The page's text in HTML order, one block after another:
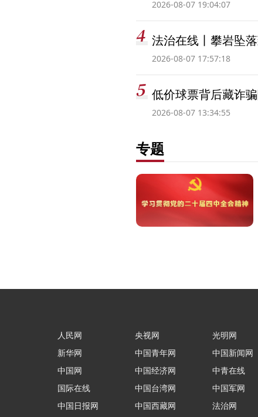
2026-08-07 19:04:07
法治在线丨攀岩坠
2026-08-07 17:57:18
低价球票背后藏诈
2026-08-07 13:34:55
专题
人民网
新华网
中国网
国际在线
中国日报网
央视网
中国青年网
中国经济网
中国台湾网
中国西藏网
光明网
中国新闻网
中青在线
中国军网
法治网